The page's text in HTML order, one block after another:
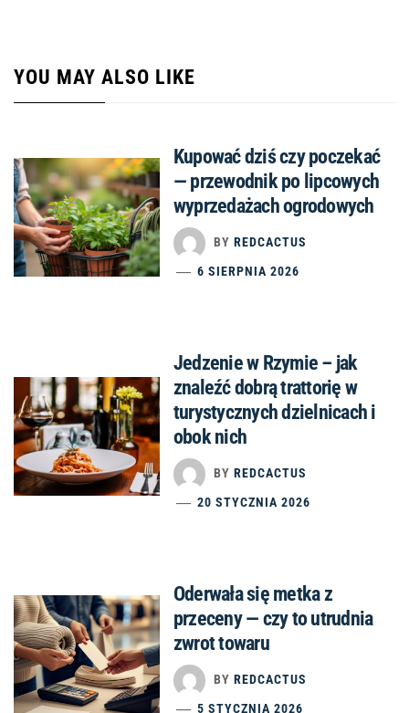
YOU MAY ALSO LIKE
Kupować dziś czy poczekać
— przewodnik po lipcowych
wyprzedażach ogrodowych
BY REDCACTUS
6 SIERPNIA 2026
Jedzenie w Rzymie – jak
znaleźć dobrą trattorię w
turystycznych dzielnicach i
obok nich
BY REDCACTUS
20 STYCZNIA 2026
Oderwała się metka z
przeceny — czy to utrudnia
zwrot towaru
BY REDCACTUS
5 STYCZNIA 2026